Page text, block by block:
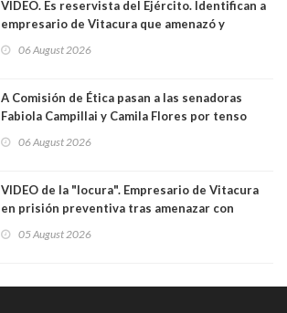
VIDEO. Es reservista del Ejército. Identifican a
empresario de Vitacura que amenazó y
al "ring raja". Se trata de Andrés Arrieta y la
06 August 2026
A Comisión de Ética pasan a las senadoras
Fabiola Campillai y Camila Flores por tenso
06 August 2026
VIDEO de la "locura". Empresario de Vitacura
en prisión preventiva tras amenazar con
Los persiguió en potente camioneta
05 August 2026